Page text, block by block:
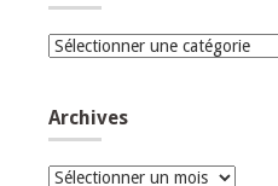
Catégories
Archives
Archives